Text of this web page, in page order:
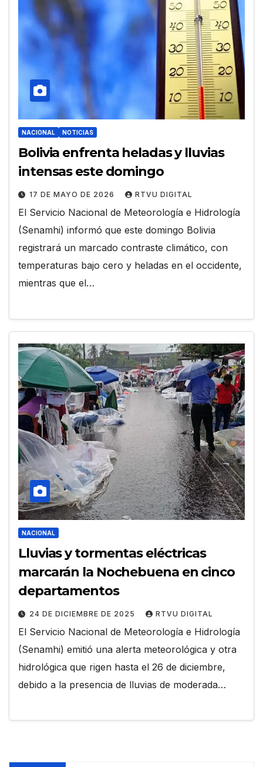
NACIONAL NOTICIAS
Bolivia enfrenta heladas y lluvias
intensas este domingo
17 DE MAYO DE 2026 RTVU DIGITAL
El Servicio Nacional de Meteorología e Hidrología
(Senamhi) informó que este domingo Bolivia
registrará un marcado contraste climático, con
temperaturas bajo cero y heladas en el occidente,
mientras que el…
NACIONAL
Lluvias y tormentas eléctricas
marcarán la Nochebuena en cinco
departamentos
24 DE DICIEMBRE DE 2025 RTVU DIGITAL
El Servicio Nacional de Meteorología e Hidrología
(Senamhi) emitió una alerta meteorológica y otra
hidrológica que rigen hasta el 26 de diciembre,
debido a la presencia de lluvias de moderada…